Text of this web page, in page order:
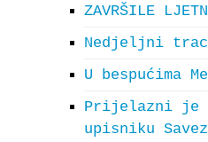
ZAVRŠILE
Nedjeljni
U bespućima
Prijelazni je
upisniku